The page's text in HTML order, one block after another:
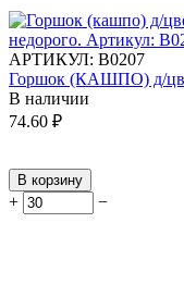
АРТИКУЛ: В0207
Горшок (КАШПО) д/
В наличии
74.60 ₽
В корзину
+ −